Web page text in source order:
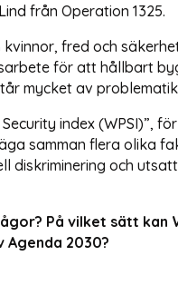
från Operation 1325.
fred och
för att hållbart
mycket av
index (WPSI)”,
samman flera olika
och
På vilket sätt kan
2030?